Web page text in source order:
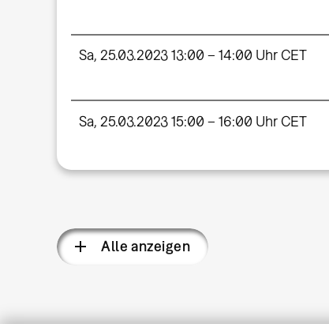
Sa, 25.03.2023 13:00 – 14:00 Uhr CET
Sa, 25.03.2023 15:00 – 16:00 Uhr CET
Alle anzeigen